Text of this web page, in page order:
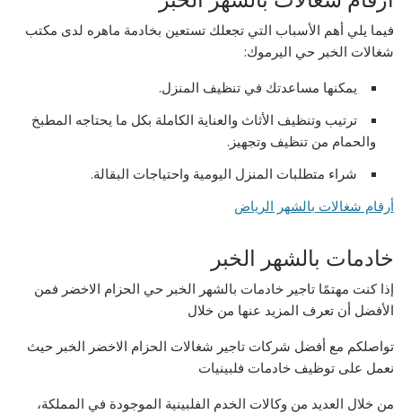
فيما يلي أهم الأسباب التي تجعلك تستعين بخادمة ماهره لدى مكتب
شغالات الخبر حي اليرموك:
يمكنها مساعدتك في تنظيف المنزل.
ترتيب وتنظيف الأثاث والعناية الكاملة بكل ما يحتاجه المطبخ
والحمام من تنظيف وتجهيز.
شراء متطلبات المنزل اليومية واحتياجات البقالة.
أرقام شغالات بالشهر الرياض
خادمات بالشهر الخبر
إذا كنت مهتمًا تاجير خادمات بالشهر الخبر حي الحزام الاخضر فمن
الأفضل أن تعرف المزيد عنها من خلال
تواصلكم مع أفضل شركات تاجير شغالات الحزام الاخضر الخبر حيث
نعمل على توظيف خادمات فلبينيات
من خلال العديد من وكالات الخدم الفلبينية الموجودة في المملكة،